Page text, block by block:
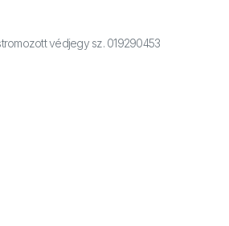
védjegy sz. 019290453